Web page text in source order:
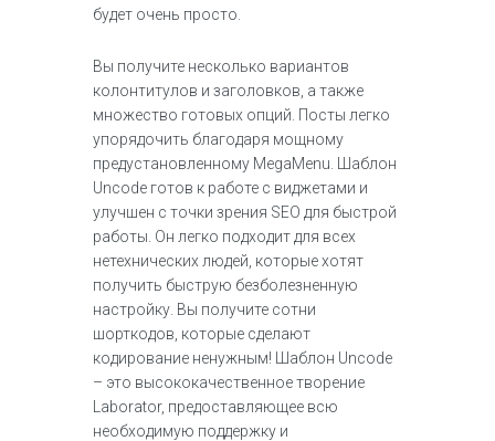
будет очень просто.
Вы получите несколько вариантов
колонтитулов и заголовков, а также
множество готовых опций. Посты легко
упорядочить благодаря мощному
предустановленному MegaMenu. Шаблон
Uncode готов к работе с виджетами и
улучшен с точки зрения SEO для быстрой
работы. Он легко подходит для всех
нетехнических людей, которые хотят
получить быструю безболезненную
настройку. Вы получите сотни
шорткодов, которые сделают
кодирование ненужным! Шаблон Uncode
– это высококачественное творение
Laborator, предоставляющее всю
необходимую поддержку и